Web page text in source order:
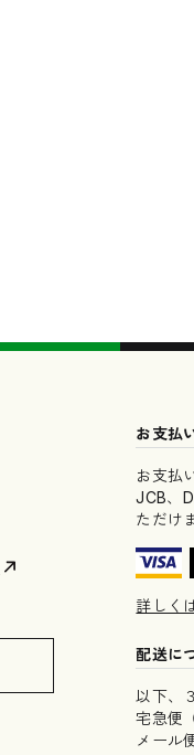
お支払
お支払
JCB、
ただけ
詳しく
配送に
以下、
宅急便
メール